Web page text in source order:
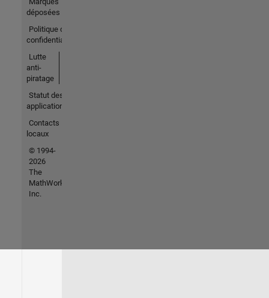
déposées
Politique de
confidentialité
Lutte
anti-
piratage
Statut des
applications
Contacts
locaux
© 1994-
2026
The
MathWorks,
Inc.